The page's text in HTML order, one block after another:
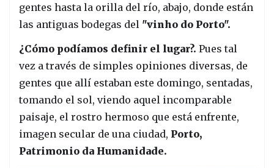
gentes hasta la orilla del río, abajo, donde están
las antiguas bodegas del "vinho do Porto".
¿Cómo podíamos definir el lugar?. Pues tal
vez a través de simples opiniones diversas, de
gentes que allí estaban este domingo, sentadas,
tomando el sol, viendo aquel incomparable
paisaje, el rostro hermoso que está enfrente,
imagen secular de una ciudad, Porto,
Patrimonio da Humanidade.